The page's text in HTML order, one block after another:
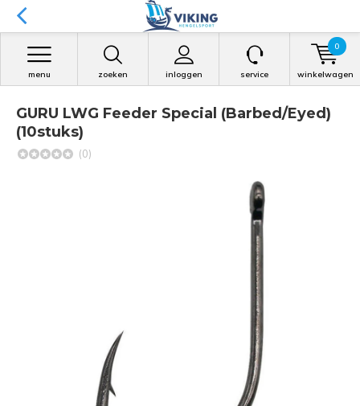
zoeken inloggen
menu service winkelwagen
0
GURU LWG Feeder Special (Barbed/Eyed)
(10stuks)
(0)